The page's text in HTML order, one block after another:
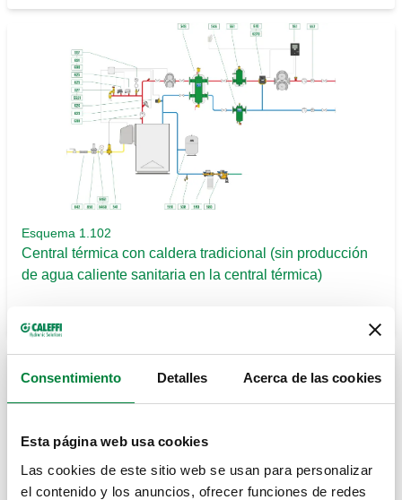
Consentimiento Detalles Acerca de las cookies
Esta página web usa cookies
Las cookies de este sitio web se usan para personalizar
el contenido y los anuncios, ofrecer funciones de redes
Esquema 1.102
Central térmica con caldera tradicional (sin producción
de agua caliente sanitaria en la central térmica)